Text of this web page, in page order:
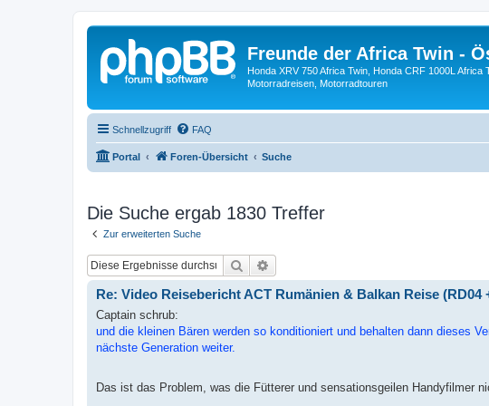
Freunde der Africa Twin -
Honda XRV 750 Africa Twin, Honda CRF 1000L Africa
Motorradreisen, Motorradtouren
Schnellzugriff FAQ
Portal Foren-Übersicht Suche
Die Suche ergab 1830 Treffer
Zur erweiterten Suche
Suche
Re: Video Reisebericht ACT Rumänien & Balkan Reise (RD04
Captain schrub:
und die kleinen Bären werden so konditioniert und behalten dann dieses
nächste Generation weiter.
Das ist das Problem, was die Fütterer und sensationsgeilen Handyfilmer